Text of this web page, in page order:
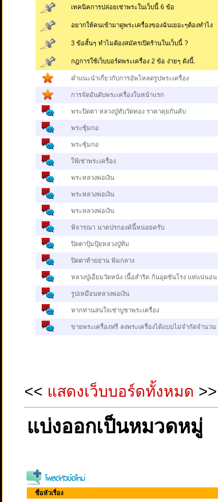
เทคนิคการปล่อยเช่าพระในเว็บนี้ 6 ข้อ
อยากให้คนเข้ามาดูพระเครื่องของฉันเยอะๆต้องทำไง
3 ข้อสั้นๆ ทำไมต้องสมัครเปิดร้านในเว็บนี้ ?
กฎการใช้เว็บบอร์ดพระเครื่อง 2 ข้อ ง่ายๆ ดังนี้.
คำแนะนำเกี่ยวกับการอัพโหลดรูปพระเครื่อง
การจัดอันดับพระเครื่องในหน้าแรก
พระปิดตา หลวงปู่ทับวัดทอง ราคาคุยกันคับ
พระซุ้มกอ
พระซุ้มกอ
ใฟ้เช่าพระเครื่อง
พระหลวงพ่อเงิน
พระหลวงพ่อเงิน
พระหลวงพ่อเงิน
พิจารณา นาคปรกองค์นี้หน่อยครับ
ปิดตาปุ้มปุ้ยหลวงปู่ทิม
ปิดตาท้ายย่าน พิมกลาง
หลวงปู่เอี่ยมวัดหนัง เนื้อสำริด ก้นอุดชันโรง แท่แน่นอน
รูปเหมือนหลวงพ่อเงิน
หากท่านสนใจเช่าบูชาพระเครื่อง
ขายพระเครื่องฟรี ลงพระเครื่องได้แบบไม่จำกัดจำนวน
<< แสดงเว็บบอร์ดทั้งหมด >>
แบ่งออกเป็นหมวดหมู่
ชื่อหัวเรื่อง